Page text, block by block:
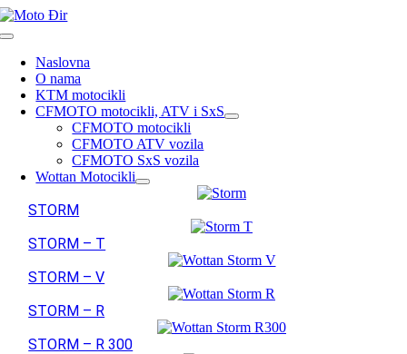
Skip
to
Toggle
NavigationNaslovna
O nama
KTM motocikli
CFMOTO motocikli, ATV i SxS
CFMOTO motocikli
CFMOTO ATV vozila
CFMOTO SxS vozila
Wottan Motocikli
STORM
STORM – T
STORM – V
STORM – R
STORM – R 300